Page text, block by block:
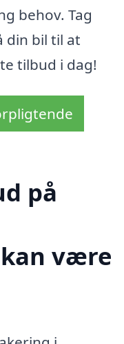
behov. Tag
din bil til at
tilbud i dag!
på
være